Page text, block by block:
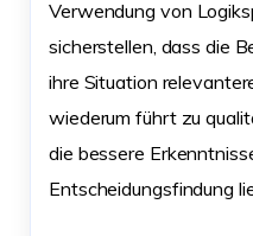
Verwendung von
sicherstellen, dass die
ihre Situation
wiederum führt zu
die bessere
Entscheidungsfindung